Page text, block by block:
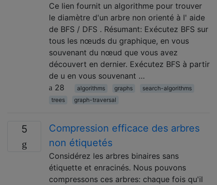
Ce lien fournit un algorithme pour trouver
le diamètre d'un arbre non orienté à l' aide
de BFS / DFS . Résumant: Exécutez BFS sur
tous les nœuds du graphique, en vous
souvenant du nœud que vous avez
découvert en dernier. Exécutez BFS à partir
de u en vous souvenant …
28
algorithms graphs
search-algorithms
trees
graph-traversal
5
Compression efficace des arbres
non étiquetés
Considérez les arbres binaires sans
étiquette et enracinés. Nous pouvons
compressons ces arbres: chaque fois qu'il